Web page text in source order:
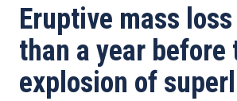
de
ayuda
a
Eruptive mass
than a year before
explosion of